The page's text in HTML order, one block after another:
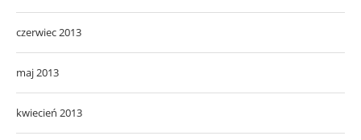
czerwiec 2013
maj 2013
kwiecień 2013